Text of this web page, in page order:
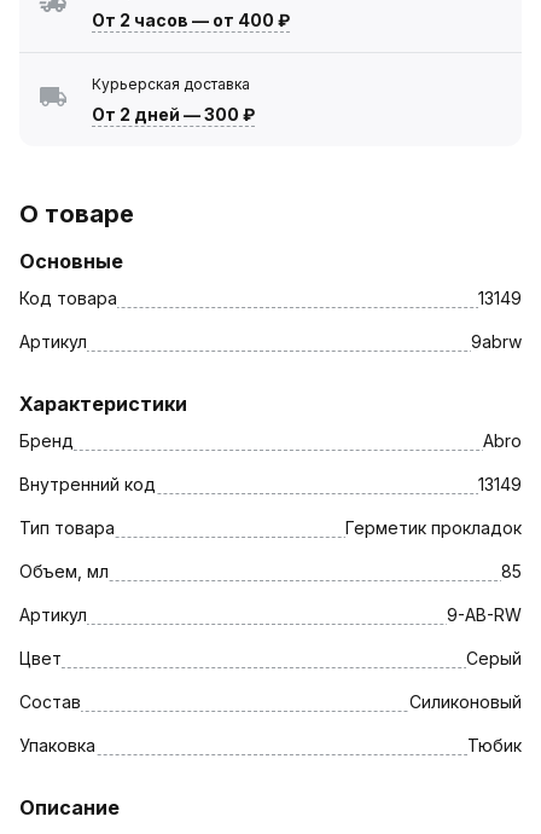
От 2 часов — от 400 ₽
Курьерская доставка
От 2 дней —300 ₽
О товаре
Основные
Код товара 13149
Артикул 9abrw
Характеристики
Бренд Abro
Внутренний код 13149
Тип товара Герметик прокладок
Объем, мл 85
Артикул 9-AB-RW
Цвет Серый
Состав Силиконовый
Упаковка Тюбик
Описание